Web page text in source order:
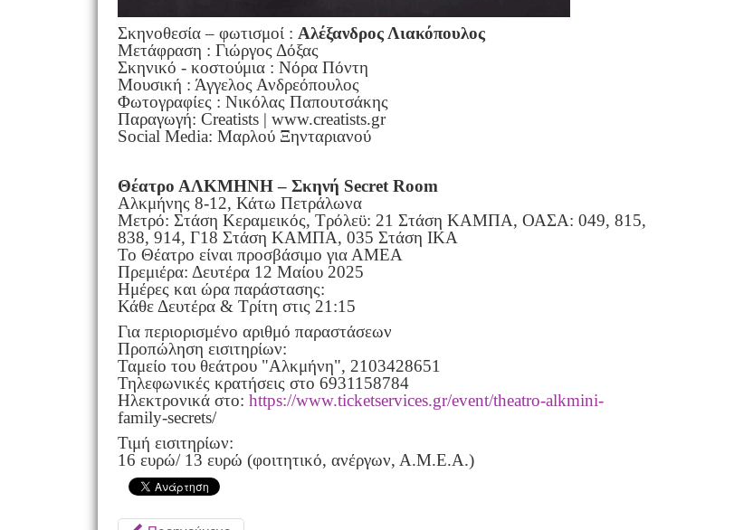
Σκηνοθεσία – φωτισμοί : Αλέξανδρος Λιακόπουλος
Μετάφραση : Γιώργος Δόξας
Σκηνικό - κοστούμια : Νόρα Πόντη
Μουσική : Άγγελος Ανδρεόπουλος
Φωτογραφίες : Νικόλας Παπουτσάκης
Παραγωγή: Creatists | www.creatists.gr
Social Media: Μαρλού Ξηνταριανού
Θέατρο ΑΛΚΜΗΝΗ – Σκηνή Secret Room
Αλκμήνης 8-12, Κάτω Πετράλωνα
Μετρό: Στάση Κεραμεικός, Τρόλεϋ: 21 Στάση ΚΑΜΠΑ, ΟΑΣΑ: 049, 815,
838, 914, Γ18 Στάση ΚΑΜΠΑ, 035 Στάση ΙΚΑ
Το Θέατρο είναι προσβάσιμο για ΑΜΕΑ
Πρεμιέρα: Δευτέρα 12 Μαίου 2025
Ημέρες και ώρα παράστασης:
Κάθε Δευτέρα & Τρίτη στις 21:15
Για περιορισμένο αριθμό παραστάσεων
Προπώληση εισιτηρίων:
Ταμείο του θεάτρου "Αλκμήνη", 2103428651
Τηλεφωνικές κρατήσεις στο 6931158784
Ηλεκτρονικά στο: https://www.ticketservices.gr/event/theatro-alkmini-
family-secrets/
Τιμή εισιτηρίων:
16 ευρώ/ 13 ευρώ (φοιτητικό, ανέργων, Α.Μ.Ε.Α.)